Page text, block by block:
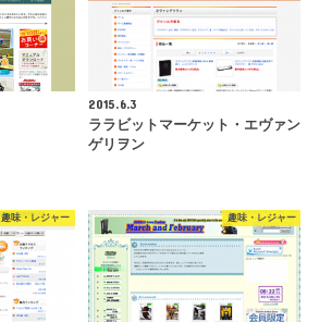
2015.6.3
ララビットマーケット・エヴァン
ゲリヲン
趣味・レジャー 趣味・レジャー